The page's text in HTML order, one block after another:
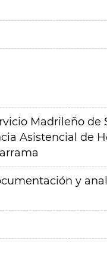
Madrileño de
Asistencial de
y